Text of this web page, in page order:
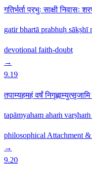
गतिर्भर्ता प्रभुः साक्षी निवासः
gatir bhartā prabhuḥ sākṣhī
devotional faith-doubt
→
9.19
तपाम्यहमहं वर्षं
tapāmyaham ahaṁ
philosophical Attachment
→
9.20